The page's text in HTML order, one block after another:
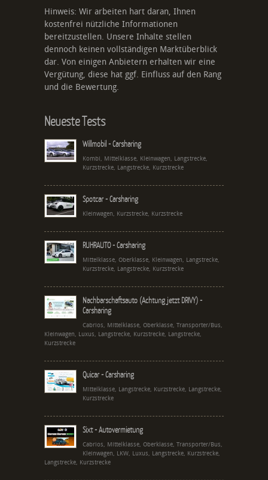
Hinweis: Wir arbeiten hart daran, Ihnen
kostenfrei nützliche Informationen
bereitzustellen. Unsere Inhalte stellen
dennoch keinen vollständigen Marktüberblick
dar. Von einigen Anbietern erhalten wir eine
Vergütung, diese hat ggf. Einfluss auf den Rang
und die Bewertung.
Neueste Tests
Willmobil - Carsharing
Kombi, Mittelklasse, Kleinwagen, Langstrecke,
Kurzstrecke, Langstrecke, Kurzstrecke
Spotcar - Carsharing
Kleinwagen, Kurzstrecke, Kurzstrecke
RUHRAUTO - Carsharing
Mittelklasse, Oberklasse, Kleinwagen, Langstrecke,
Kurzstrecke, Langstrecke, Kurzstrecke
Nachbarschaftsauto (Achtung jetzt DRIVY) -
Carsharing
Cabrios, Mittelklasse, Oberklasse, Transporter/Bus,
Kleinwagen, Luxus, Langstrecke, Kurzstrecke, Langstrecke,
Kurzstrecke
Quicar - Carsharing
Mittelklasse, Langstrecke, Kurzstrecke, Langstrecke,
Kurzstrecke
Sixt - Autovermietung
Cabrios, Mittelklasse, Oberklasse, Transporter/Bus,
Kleinwagen, LKW, Luxus, Langstrecke, Kurzstrecke,
Langstrecke, Kurzstrecke